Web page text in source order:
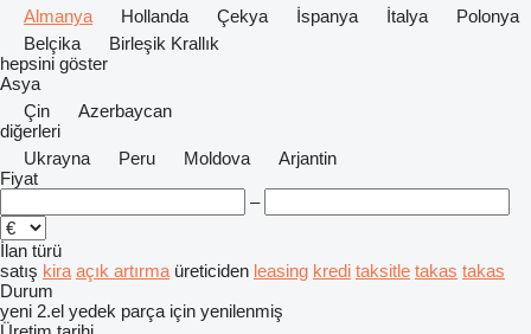
Almanya
Hollanda Çekya İspanya İtalya
Polonya
Belçika
Birleşik Krallık
hepsini göster
Asya
Çin
Azerbaycan
diğerleri
Ukrayna
Peru Moldova
Arjantin
Fiyat
–
İlan türü
satış kira açık artırma üreticiden leasing kredi taksitle takas takas
Durum
yeni 2.el yedek parça için yenilenmiş